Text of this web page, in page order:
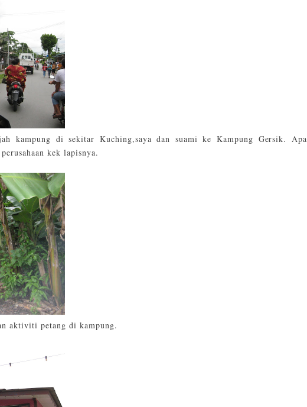
kampung di sekitar Kuching,saya dan suami ke Kampung Gersik. Apa
kek lapisnya.
aktiviti petang di kampung.